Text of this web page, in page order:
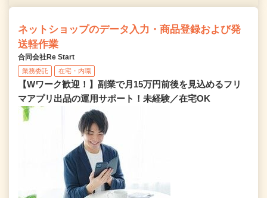
ネットショップのデータ入力・商品登録および発
送軽作業
合同会社Re Start
業務委託 在宅・内職
【Wワーク歓迎！】副業で月15万円前後を見込めるフリ
マアプリ出品の運用サポート！未経験／在宅OK